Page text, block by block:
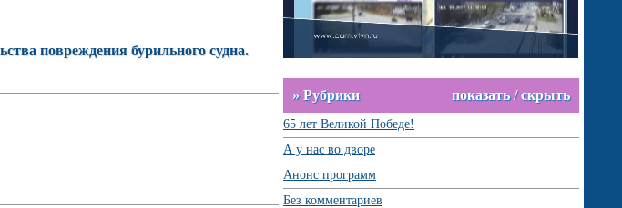
повреждения бурильного судна.
» Рубрики показать / скрыть
65 лет Великой Победе!
А у нас во дворе
Анонс программ
Без комментариев